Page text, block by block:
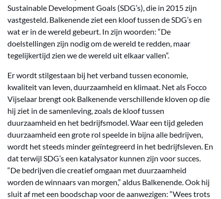
Sustainable Development Goals (SDG’s), die in 2015 zijn
vastgesteld. Balkenende ziet een kloof tussen de SDG’s en
wat er in de wereld gebeurt. In zijn woorden: “De
doelstellingen zijn nodig om de wereld te redden, maar
tegelijkertijd zien we de wereld uit elkaar vallen”.
Er wordt stilgestaan bij het verband tussen economie,
kwaliteit van leven, duurzaamheid en klimaat. Net als Focco
Vijselaar brengt ook Balkenende verschillende kloven op die
hij ziet in de samenleving, zoals de kloof tussen
duurzaamheid en het bedrijfsmodel. Waar een tijd geleden
duurzaamheid een grote rol speelde in bijna alle bedrijven,
wordt het steeds minder geïntegreerd in het bedrijfsleven. En
dat terwijl SDG’s een katalysator kunnen zijn voor succes.
“De bedrijven die creatief omgaan met duurzaamheid
worden de winnaars van morgen,” aldus Balkenende. Ook hij
sluit af met een boodschap voor de aanwezigen: “Wees trots